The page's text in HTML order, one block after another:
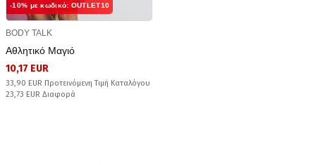
-10% με κωδικό: OUTLET10
BODY TALK
Αθλητικό Μαγιό
10,17 EUR
33,90 EUR Προτεινόμενη Τιμή Καταλόγου
23,73 EUR Διαφορά